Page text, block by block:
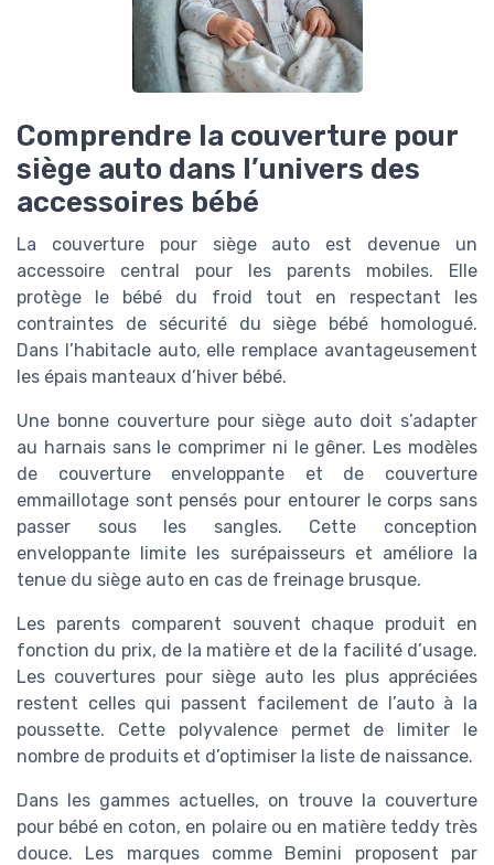
Comprendre la couverture pour
siège auto dans l’univers des
accessoires bébé
La couverture pour siège auto est devenue un
accessoire central pour les parents mobiles. Elle
protège le bébé du froid tout en respectant les
contraintes de sécurité du siège bébé homologué.
Dans l’habitacle auto, elle remplace avantageusement
les épais manteaux d’hiver bébé.
Une bonne couverture pour siège auto doit s’adapter
au harnais sans le comprimer ni le gêner. Les modèles
de couverture enveloppante et de couverture
emmaillotage sont pensés pour entourer le corps sans
passer sous les sangles. Cette conception
enveloppante limite les surépaisseurs et améliore la
tenue du siège auto en cas de freinage brusque.
Les parents comparent souvent chaque produit en
fonction du prix, de la matière et de la facilité d’usage.
Les couvertures pour siège auto les plus appréciées
restent celles qui passent facilement de l’auto à la
poussette. Cette polyvalence permet de limiter le
nombre de produits et d’optimiser la liste de naissance.
Dans les gammes actuelles, on trouve la couverture
pour bébé en coton, en polaire ou en matière teddy très
douce. Les marques comme Bemini proposent par